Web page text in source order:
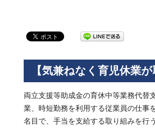
【気兼ねなく育児休業
両立支援等助成金の育休中等業務代替
業、時短勤務を利用する従業員の仕事
名目で、手当を支給する取り組みを行